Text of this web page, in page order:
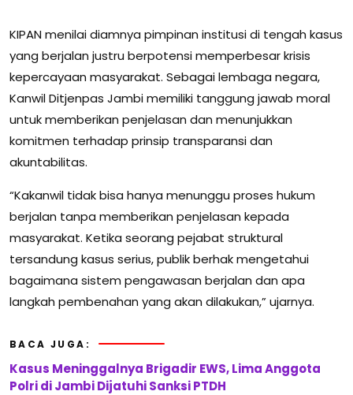
KIPAN menilai diamnya pimpinan institusi di tengah kasus
yang berjalan justru berpotensi memperbesar krisis
kepercayaan masyarakat. Sebagai lembaga negara,
Kanwil Ditjenpas Jambi memiliki tanggung jawab moral
untuk memberikan penjelasan dan menunjukkan
komitmen terhadap prinsip transparansi dan
akuntabilitas.
“Kakanwil tidak bisa hanya menunggu proses hukum
berjalan tanpa memberikan penjelasan kepada
masyarakat. Ketika seorang pejabat struktural
tersandung kasus serius, publik berhak mengetahui
bagaimana sistem pengawasan berjalan dan apa
langkah pembenahan yang akan dilakukan,” ujarnya.
BACA JUGA:
Kasus Meninggalnya Brigadir EWS, Lima Anggota
Polri di Jambi Dijatuhi Sanksi PTDH